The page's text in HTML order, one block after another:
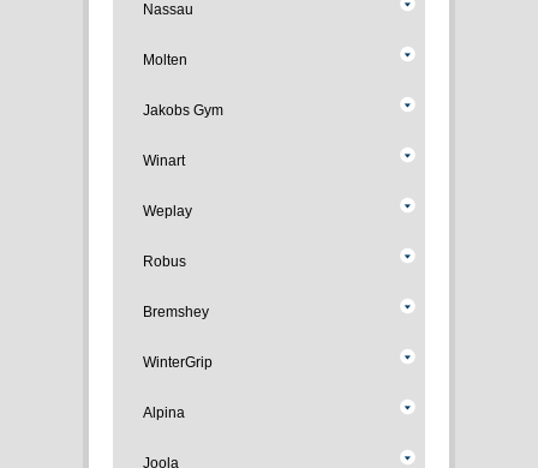
Nassau
Molten
Jakobs Gym
Winart
Weplay
Robus
Bremshey
WinterGrip
Alpina
Joola